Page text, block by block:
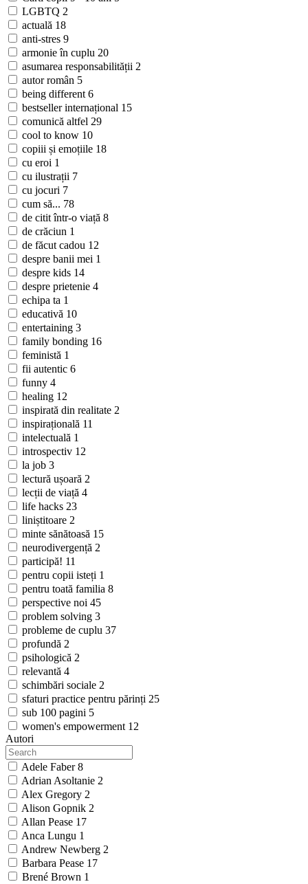
LGBTQ 2
actuală 18
anti-stres 9
armonie în cuplu 20
asumarea responsabilității 2
autor român 5
being different 6
bestseller internațional 15
comunică altfel 29
cool to know 10
copiii și emoțiile 18
cu eroi 1
cu ilustrații 7
cu jocuri 7
cum să... 78
de citit într-o viață 8
de crăciun 1
de făcut cadou 12
despre banii mei 1
despre kids 14
despre prietenie 4
echipa ta 1
educativă 10
entertaining 3
family bonding 16
feministă 1
fii autentic 6
funny 4
healing 12
inspirată din realitate 2
inspirațională 11
intelectuală 1
introspectiv 12
la job 3
lectură ușoară 2
lecții de viață 4
life hacks 23
liniștitoare 2
minte sănătoasă 15
neurodivergență 2
participă! 11
pentru copii isteți 1
pentru toată familia 8
perspective noi 45
problem solving 3
probleme de cuplu 37
profundă 2
psihologică 2
relevantă 4
schimbări sociale 2
sfaturi practice pentru părinți 25
sub 100 pagini 5
women's empowerment 12
Autori
Adele Faber8
Adrian Asoltanie 2
Alex Gregory 2
Alison Gopnik 2
Allan Pease 17
Anca Lungu 1
Andrew Newberg 2
Barbara Pease 17
Brené Brown 1